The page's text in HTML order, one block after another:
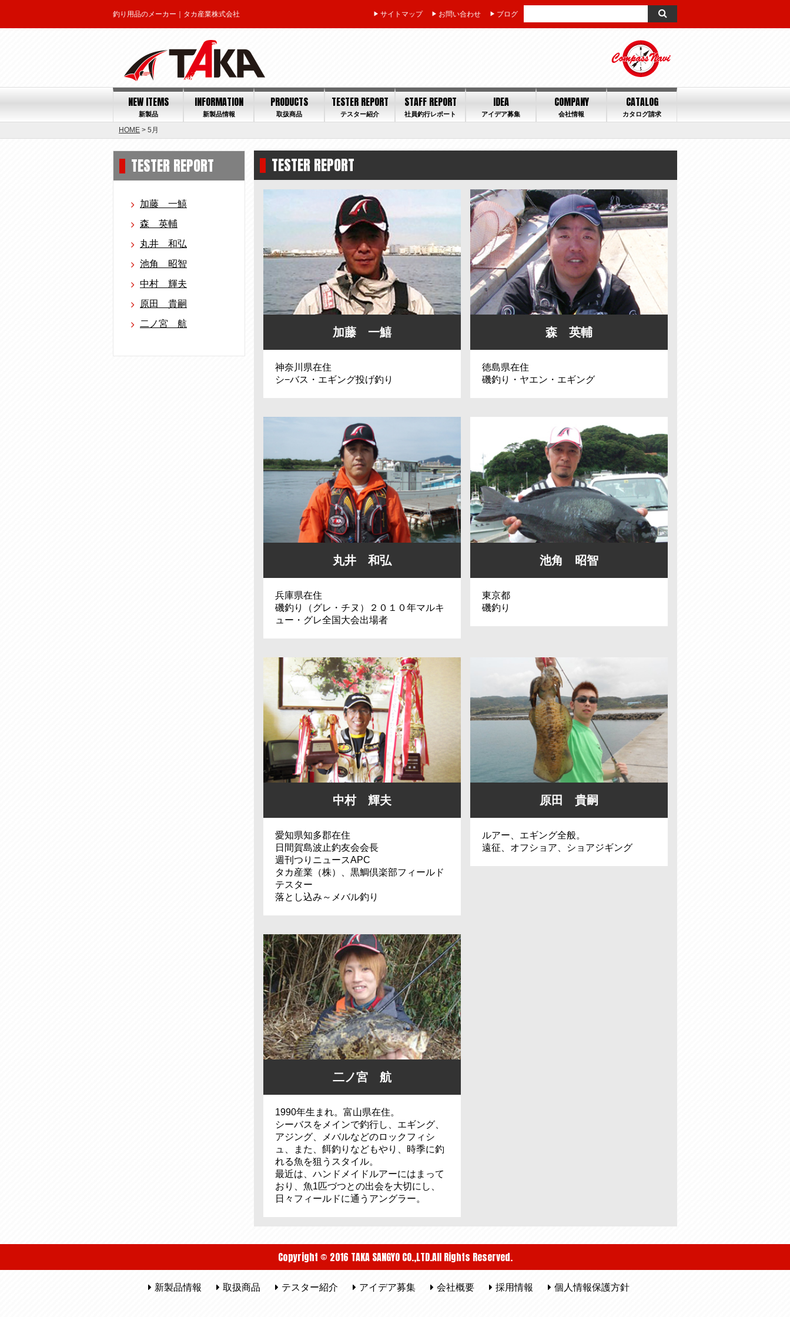
釣り用品のメーカー｜タカ産業株式会社 サイトマップ お問い合わせ ブログ
NEW ITEMS
新製品
INFORMATION
新製品情報
PRODUCTS
取扱商品
TESTER REPORT
テスター紹介
STAFF REPORT
社員釣行レポート
IDEA
アイデア募集
COMPANY
会社情報
CATALOG
カタログ請求
HOME > 5月
TESTER REPORT
加藤 一鱚
森 英輔
丸井 和弘
池角 昭智
中村 輝夫
原田 貴嗣
二ノ宮 航
TESTER REPORT
加藤 一鱚
神奈川県在住
シ−バス・エギング投げ釣り
森 英輔
徳島県在住
磯釣り・ヤエン・エギング
丸井 和弘
兵庫県在住
磯釣り（グレ・チヌ）２０１０年マルキ
ュー・グレ全国大会出場者
池角 昭智
東京都
磯釣り
中村 輝夫
愛知県知多郡在住
日間賀島波止釣友会会長
週刊つりニュースAPC
タカ産業（株）、黒鯛倶楽部フィールド
テスター
落とし込み～メバル釣り
原田 貴嗣
ルアー、エギング全般。
遠征、オフショア、ショアジギング
二ノ宮 航
1990年生まれ。富山県在住。
シーバスをメインで釣行し、エギング、
アジング、メバルなどのロックフィシ
ュ、また、餌釣りなどもやり、時季に釣
れる魚を狙うスタイル。
最近は、ハンドメイドルアーにはまって
おり、魚1匹づつとの出会を大切にし、
日々フィールドに通うアングラー。
Copyright © 2016 TAKA SANGYO CO.,LTD.All Rights Reserved.
新製品情報 取扱商品 テスター紹介 アイデア募集 会社概要 採用情報 個人情報保護方針